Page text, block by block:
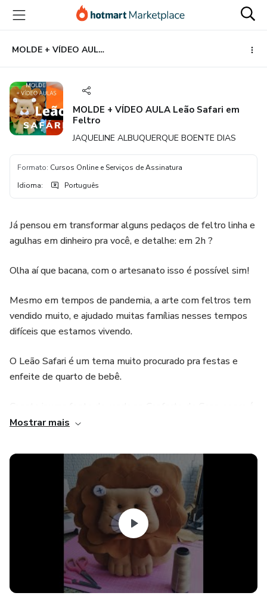
para
conteúdo
principal
para
pagamento
para
rodapé
MOLDE + VÍDEO AULA Leão Safari em Feltro
MOLDE + VÍDEO AULA Leão Safari em
Feltro
JAQUELINE ALBUQUERQUE BOENTE DIAS
Formato: Cursos Online e Serviços de Assinatura
Idioma: Português
Já pensou em transformar alguns pedaços de feltro linha e
agulhas em dinheiro pra você, e detalhe: em 2h ?
Olha aí que bacana, com o artesanato isso é possível sim!
Mesmo em tempos de pandemia, a arte com feltros tem
vendido muito, e ajudado muitas famílias nesses tempos
difíceis que estamos vivendo.
O Leão Safari é um tema muito procurado pra festas e
enfeite de quarto de bebê.
possível com feltros !
Destinado para o público: Artesãos e Amantes de
O Curso Leão Safari vai te mostrar que é possivel produzir
esse lindo Leão sem máquina de costura, mostraremos a
costura no ponto caseado, a mão pra que qualquer pessoa
possa estar adquirindo este conhecimento e criando esse
Este curso é para quem já trabalha com Artesanato ou
Mostrar mais